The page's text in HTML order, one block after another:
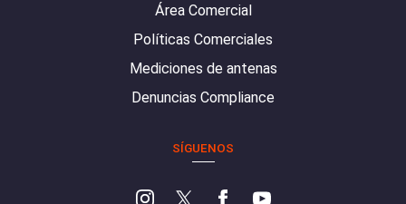
Área Comercial
Políticas Comerciales
Mediciones de antenas
Denuncias Compliance
SÍGUENOS